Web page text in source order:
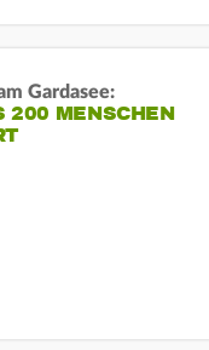
Gardasee:
200 MENSCHEN